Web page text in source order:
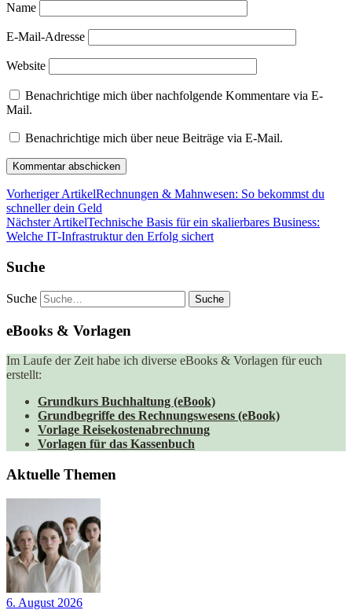
Name
E-Mail-Adresse
Website
Benachrichtige mich über nachfolgende Kommentare via E-
Mail.
Benachrichtige mich über neue Beiträge via E-Mail.
Vorheriger ArtikelRechnungen & Mahnwesen: So bekommst du
schneller dein Geld
Nächster ArtikelTechnische Basis für ein skalierbares Business:
Welche IT-Infrastruktur den Erfolg sichert
Suche
Suche
eBooks & Vorlagen
Im Laufe der Zeit habe ich diverse eBooks & Vorlagen für euch
erstellt:
Grundkurs Buchhaltung (eBook)
Grundbegriffe des Rechnungswesens (eBook)
Vorlage Reisekostenabrechnung
Vorlagen für das Kassenbuch
Aktuelle Themen
6. August 2026